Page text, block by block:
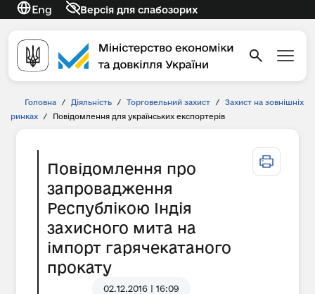
Eng Версія для слабозорих
Головна / Діяльність / Торговельний захист /
Захист на зовнішніх
ринках
/ Повідомлення для українських експортерів
Повідомлення про
запровадження
Республікою Індія
захисного мита на
імпорт гарячекатаного
прокату
02.12.2016 | 16:09